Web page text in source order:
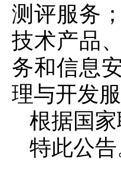
测评服务
技术产品
务和信息
理与开发
根据国
特此公告